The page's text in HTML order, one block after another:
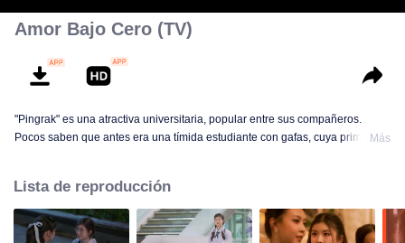
Amor Bajo Cero (TV)
"Pingrak" es una atractiva universitaria, popular entre sus compañeros.
Pocos saben que antes era una tímida estudiante con gafas, cuya primera
la fría". En cuanto a P'Charm, no tiene idea de que esta belleza es la misma
chica con gafas que solía seguirla. ¿Qué pensaría si supiera que esta joven
alguna vez estuvo locamente enamorada de ella?
Más
Lista de reproducción